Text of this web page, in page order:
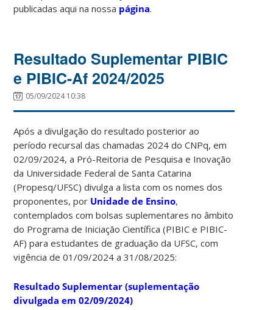
publicadas aqui na nossa página.
Resultado Suplementar PIBIC
e PIBIC-Af 2024/2025
05/09/2024 10:38
Após a divulgação do resultado posterior ao
período recursal das chamadas 2024 do CNPq, em
02/09/2024, a Pró-Reitoria de Pesquisa e Inovação
da Universidade Federal de Santa Catarina
(Propesq/UFSC) divulga a lista com os nomes dos
proponentes, por Unidade de Ensino,
contemplados com bolsas suplementares no âmbito
do Programa de Iniciação Científica (PIBIC e PIBIC-
AF) para estudantes de graduação da UFSC, com
vigência de 01/09/2024 a 31/08/2025:
Resultado Suplementar (suplementação
divulgada em 02/09/2024)